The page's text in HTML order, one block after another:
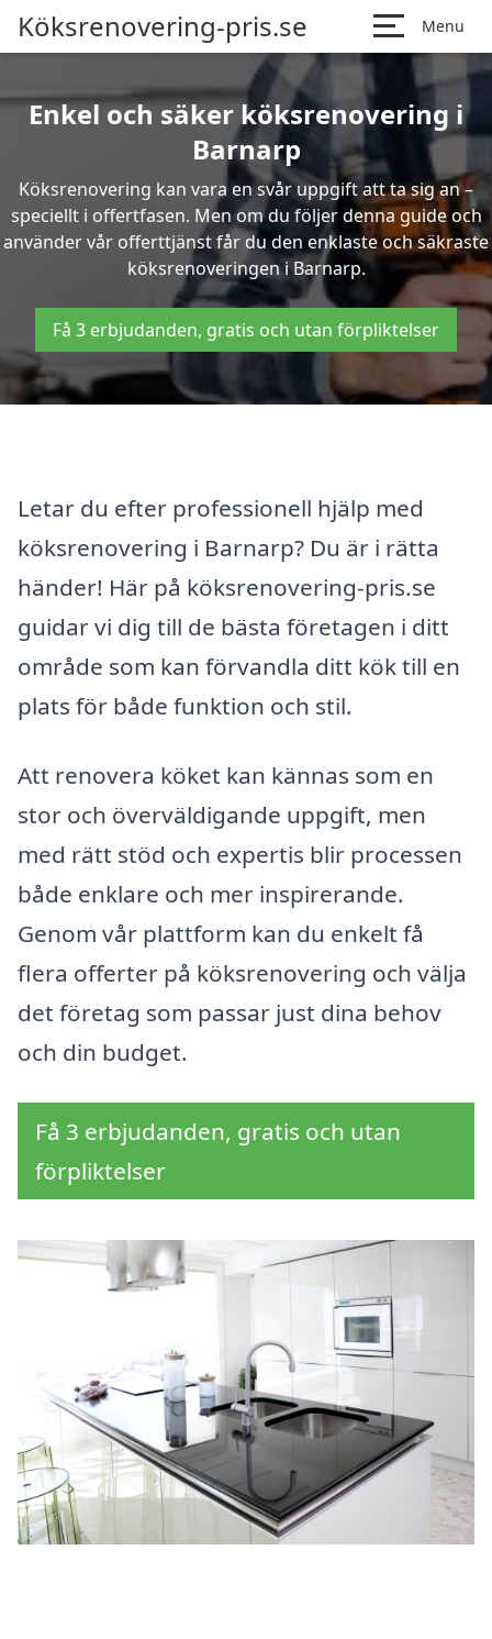
Köksrenovering-pris.se Menu
Enkel och säker köksrenovering i
Barnarp
Köksrenovering kan vara en svår uppgift att ta sig an –
speciellt i offertfasen. Men om du följer denna guide och
använder vår offerttjänst får du den enklaste och säkraste
köksrenoveringen i Barnarp.
Få 3 erbjudanden, gratis och utan förpliktelser
Letar du efter professionell hjälp med
köksrenovering i Barnarp? Du är i rätta
händer! Här på köksrenovering-pris.se
guidar vi dig till de bästa företagen i ditt
område som kan förvandla ditt kök till en
plats för både funktion och stil.
Att renovera köket kan kännas som en
stor och överväldigande uppgift, men
med rätt stöd och expertis blir processen
både enklare och mer inspirerande.
Genom vår plattform kan du enkelt få
flera offerter på köksrenovering och välja
det företag som passar just dina behov
och din budget.
Få 3 erbjudanden, gratis och utan
förpliktelser